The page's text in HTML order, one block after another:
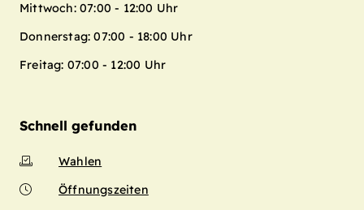
Mittwoch: 07:00 - 12:00 Uhr
Donnerstag: 07:00 - 18:00 Uhr
Freitag: 07:00 - 12:00 Uhr
Schnell gefunden
Wahlen
Öffnungszeiten